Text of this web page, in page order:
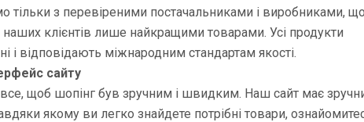
тільки з перевіреними постачальниками і виробниками,
наших клієнтів лише найкращими товарами. Усі продукти
і відповідають міжнародним стандартам якості.
сайту
щоб шопінг був зручним і швидким. Наш сайт має
якому ви легко знайдете потрібні товари,